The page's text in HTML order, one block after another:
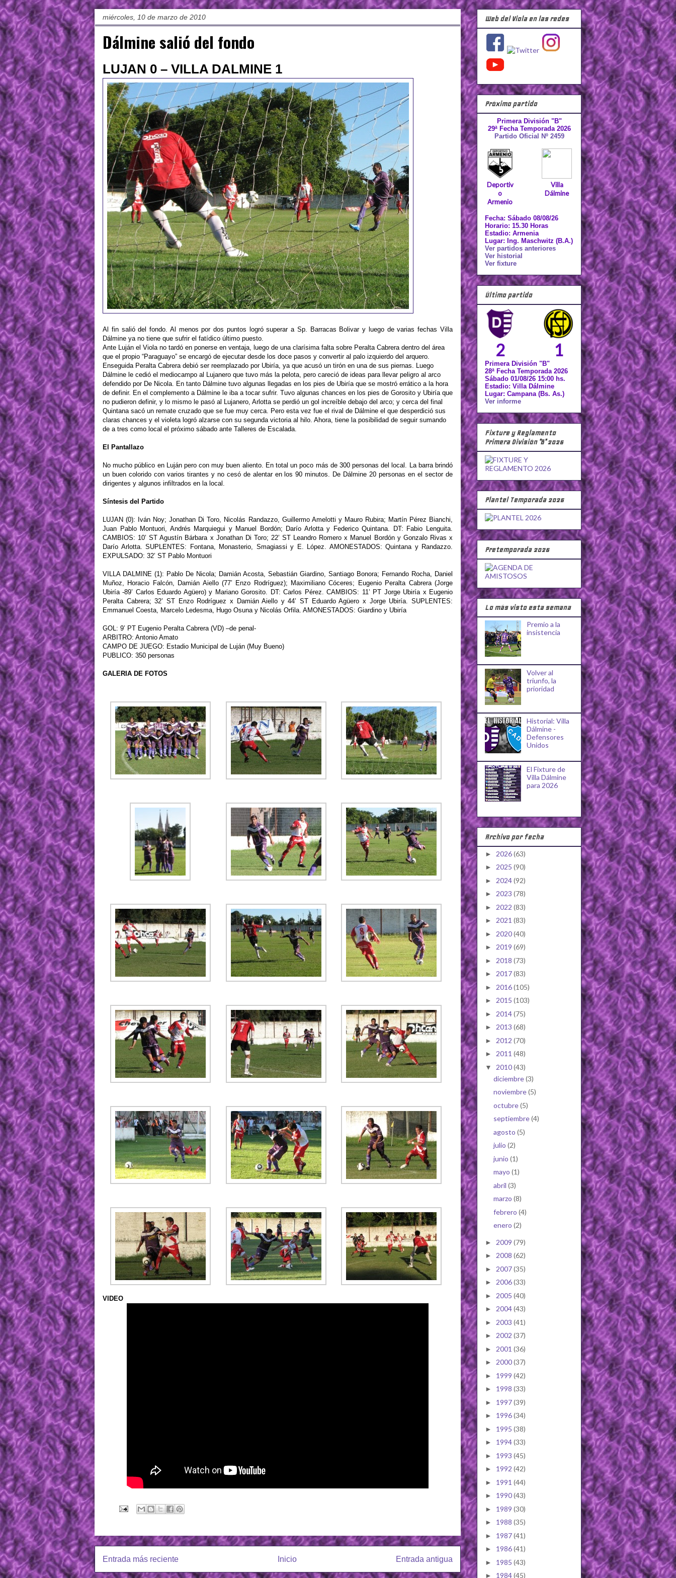
miércoles, 10 de marzo de 2010
Dálmine salió del fondo
LUJAN 0 – VILLA DALMINE 1
Al fin salió del fondo. Al menos por dos puntos logró superar a Sp. Barracas Bolivar y luego de varias fechas Villa
Dálmine ya no tiene que sufrir el fatídico último puesto.
Ante Luján el Viola no tardó en ponerse en ventaja, luego de una clarísima falta sobre Peralta Cabrera dentro del área
que el propio “Paraguayo” se encargó de ejecutar desde los doce pasos y convertir al palo izquierdo del arquero.
Enseguida Peralta Cabrera debió ser reemplazado por Ubiría, ya que acusó un tirón en una de sus piernas. Luego
Dálmine le cedió el mediocampo al Lujanero que tuvo más la pelota, pero careció de ideas para llevar peligro al arco
defendido por De Nicola. En tanto Dálmine tuvo algunas llegadas en los pies de Ubiría que se mostró errático a la hora
de definir. En el complemento a Dálmine le iba a tocar sufrir. Tuvo algunas chances en los pies de Gorosito y Ubiría que
no pudieron definir, y lo mismo le pasó al Lujanero, Arlotta se perdió un gol increíble debajo del arco; y cerca del final
Quintana sacó un remate cruzado que se fue muy cerca. Pero esta vez fue el rival de Dálmine el que desperdició sus
claras chances y el violeta logró alzarse con su segunda victoria al hilo. Ahora, tiene la posibilidad de seguir sumando
de a tres como local el próximo sábado ante Talleres de Escalada.
El Pantallazo
No mucho público en Luján pero con muy buen aliento. En total un poco más de 300 personas del local. La barra brindó
un buen colorido con varios tirantes y no cesó de alentar en los 90 minutos. De Dálmine 20 personas en el sector de
dirigentes y algunos infiltrados en la local.
Síntesis del Partido
LUJAN (0): Iván Noy; Jonathan Di Toro, Nicolás Randazzo, Guillermo Amelotti y Mauro Rubira; Martín Pérez Bianchi,
Juan Pablo Montuori, Andrés Marquiegui y Manuel Bordón; Darío Arlotta y Federico Quintana. DT: Fabio Lenguita.
CAMBIOS: 10’ ST Agustín Bárbara x Jonathan Di Toro; 22’ ST Leandro Romero x Manuel Bordón y Gonzalo Rivas x
Darío Arlotta. SUPLENTES: Fontana, Monasterio, Smagiassi y E. López. AMONESTADOS: Quintana y Randazzo.
EXPULSADO: 32’ ST Pablo Montuori
VILLA DALMINE (1): Pablo De Nicola; Damián Acosta, Sebastián Giardino, Santiago Bonora; Fernando Rocha, Daniel
Muñoz, Horacio Falcón, Damián Aiello (77’ Enzo Rodríguez); Maximiliano Cóceres; Eugenio Peralta Cabrera (Jorge
Ubiría -89’ Carlos Eduardo Agüero) y Mariano Gorosito. DT: Carlos Pérez. CAMBIOS: 11’ PT Jorge Ubiría x Eugenio
Peralta Cabrera; 32’ ST Enzo Rodríguez x Damián Aiello y 44’ ST Eduardo Agüero x Jorge Ubiría. SUPLENTES:
Emmanuel Coesta, Marcelo Ledesma, Hugo Osuna y Nicolás Orfila. AMONESTADOS: Giardino y Ubiría
GOL: 9’ PT Eugenio Peralta Cabrera (VD) –de penal-
ARBITRO: Antonio Amato
CAMPO DE JUEGO: Estadio Municipal de Luján (Muy Bueno)
PUBLICO: 350 personas
GALERIA DE FOTOS
VIDEO
Entrada más reciente Entrada antigua
Inicio
Web del Viola en las redes
Próximo partido
Primera División "B"
29ª Fecha Temporada 2026
Partido Oficial Nº 2459
Deportiv
o
Armenio
Villa
Dálmine
Fecha: Sábado 08/08/26
Horario: 15.30 Horas
Estadio: Armenia
Lugar: Ing. Maschwitz (B.A.)
Ver partidos anteriores
Ver historial
Ver fixture
Último partido
2 1
Primera División "B"
28ª Fecha Temporada 2026
Sábado 01/08/26 15:00 hs.
Estadio: Villa Dálmine
Lugar: Campana (Bs. As.)
Ver informe
Fixture y Reglamento
Primera División "B" 2026
Plantel Temporada 2026
Pretemporada 2026
Lo más visto esta semana
Premio a la
insistencia
Volver al
triunfo, la
prioridad
Historial: Villa
Dálmine -
Defensores
Unidos
El Fixture de
Villa Dálmine
para 2026
Archivo por fecha
► 2026(63)
► 2025 (90)
► 2024(92)
► 2023 (78)
► 2022 (83)
► 2021 (83)
► 2020(40)
► 2019 (69)
► 2018 (73)
► 2017(83)
► 2016(105)
► 2015 (103)
► 2014(75)
► 2013 (68)
► 2012 (70)
► 2011 (48)
▼ 2010(43)
diciembre(3)
noviembre(5)
octubre(5)
septiembre(4)
agosto (5)
julio (2)
junio (1)
mayo (1)
abril (3)
marzo (8)
febrero (4)
enero (2)
► 2009 (79)
► 2008 (62)
► 2007(35)
► 2006(33)
► 2005 (40)
► 2004(43)
► 2003 (41)
► 2002 (37)
► 2001 (36)
► 2000(37)
► 1999 (42)
► 1998 (33)
► 1997(39)
► 1996(34)
► 1995 (38)
► 1994(33)
► 1993 (45)
► 1992 (42)
► 1991 (44)
► 1990(43)
► 1989 (30)
► 1988 (35)
► 1987(41)
► 1986(41)
► 1985 (43)
► 1984(45)